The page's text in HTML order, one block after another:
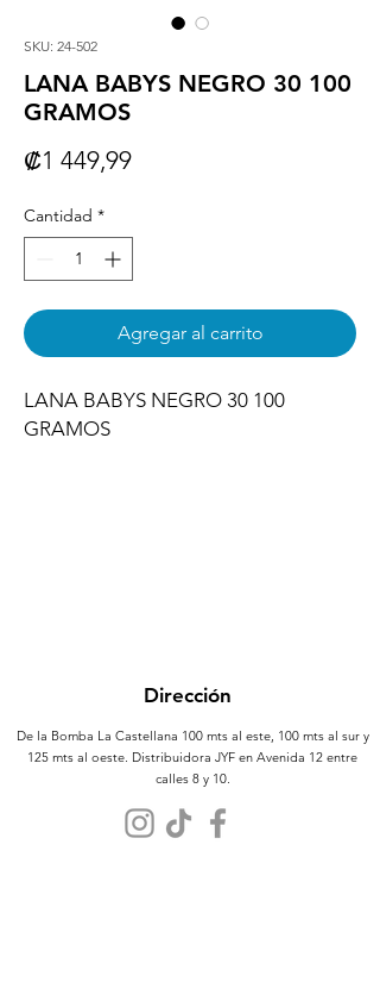
SKU: 24-502
LANA BABYS NEGRO 30 100
GRAMOS
₡1 449,99Precio
Cantidad *
Agregar al carrito
LANA BABYS NEGRO 30 100
GRAMOS
Dirección
De la Bomba La Castellana 100 mts al este, 100 mts al sur y
125 mts al oeste. Distribuidora JYF en Avenida 12 entre
calles 8 y 10.